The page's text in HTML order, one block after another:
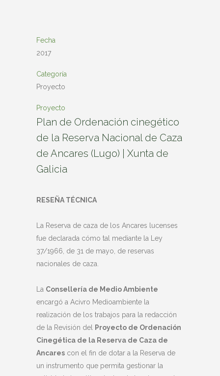
Fecha
2017
Categoría
Proyecto
Proyecto
Plan de Ordenación cinegético
de la Reserva Nacional de Caza
de Ancares (Lugo) | Xunta de
Galicia
RESEÑA TÉCNICA
La Reserva de caza de los Ancares lucenses
fue declarada cómo tal mediante la Ley
37/1966, de 31 de mayo, de reservas
nacionales de caza.
La Consellería de Medio Ambiente
encargó a Acivro Medioambiente la
realización de los trabajos para la redacción
de la Revisión del
Proyecto de Ordenación
Cinegética de la Reserva de Caza de
Ancares con el fin de dotar a la Reserva de
un instrumento que permita gestionar la